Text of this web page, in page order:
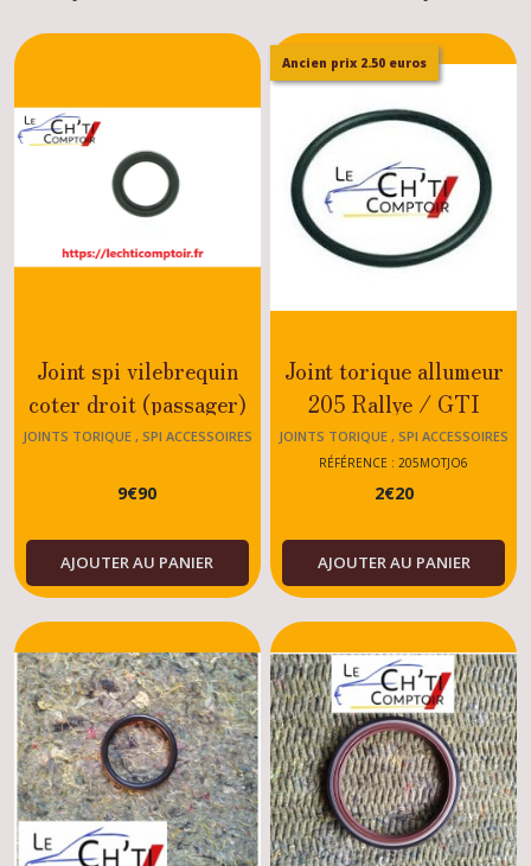
Joint spi vilebrequin
coter droit (passager)
Peugeot 205 MOTEUR
JOINTS TORIQUE , SPI ACCESSOIRES
9€90
AJOUTER AU PANIER
Ancien prix 2.50 euros
Joint torique allumeur
205 Rallye / GTI
JOINTS TORIQUE , SPI ACCESSOIRES
MOTEUR 205
RÉFÉRENCE : 205MOTJO6
2€20
AJOUTER AU PANIER